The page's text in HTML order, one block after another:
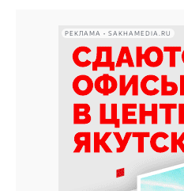
РЕКЛАМА • SAKHAMEDIA.RU